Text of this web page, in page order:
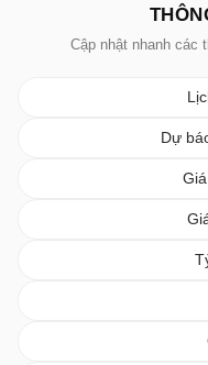
Cập nhật nhanh các
Dự